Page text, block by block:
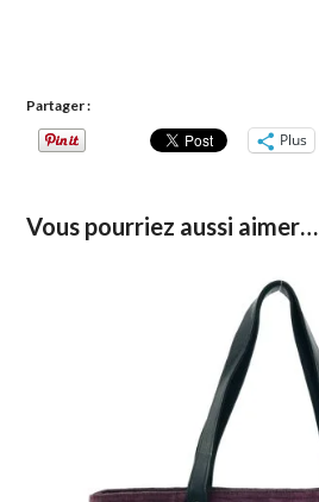
Partager :
Plus
Vous pourriez aussi aimer…